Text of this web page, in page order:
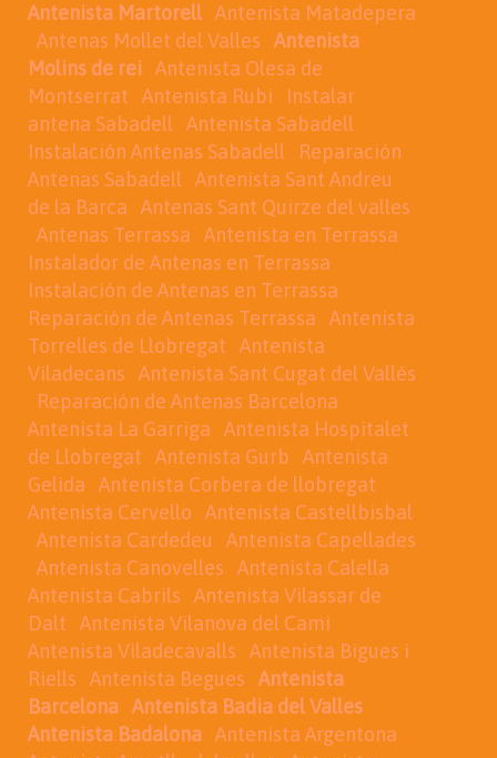
Antenista Martorell Antenista Matadepera
Antenas Mollet del Valles
Antenista
Molins de rei
Antenista Olesa de
Montserrat
Antenista Rubi
Instalar
antena Sabadell
Antenista Sabadell
Instalación Antenas Sabadell
Reparación
Antenas Sabadell
Antenista Sant Andreu
de la Barca
Antenas Sant Quirze del valles
Antenas Terrassa
Antenista en Terrassa
Instalador de Antenas en Terrassa
Instalación de Antenas en Terrassa
Reparación de Antenas Terrassa
Antenista
Torrelles de Llobregat
Antenista
Viladecans
Antenista Sant Cugat del Vallés
Reparación de Antenas Barcelona
Antenista La Garriga
Antenista Hospitalet
de Llobregat
Antenista Gurb
Antenista
Gelida
Antenista Corbera de llobregat
Antenista Cervello
Antenista Castellbisbal
Antenista Cardedeu
Antenista Capellades
Antenista Canovelles
Antenista Calella
Antenista Cabrils
Antenista Vilassar de
Dalt
Antenista Vilanova del Cami
Antenista Viladecavalls
Antenista Bigues i
Riells
Antenista Begues
Antenista
Barcelona Antenista Badia del Valles
Antenista Badalona Antenista Argentona